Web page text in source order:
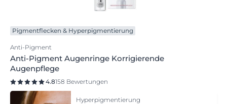
Pigmentflecken & Hyperpigmentierung
Anti-Pigment
Anti-Pigment Augenringe Korrigierende
Augenpflege
4.8158 Bewertungen
Hyperpigmentierung